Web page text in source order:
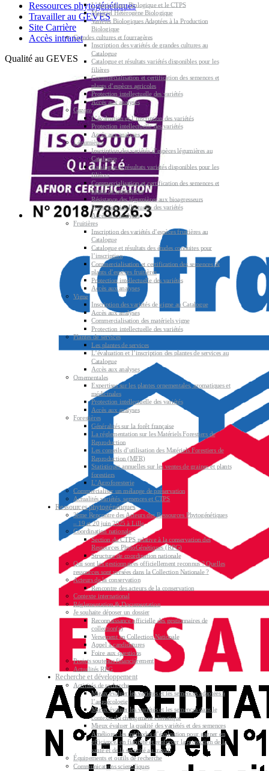
Ressources phytogénétiques
Travailler au GEVES
Site Carrière
Accès intranet
Qualité au GEVES
L’Agriculture Biologique et le CTPS
Matériel Hétérogène Biologique
Variétés Biologiques Adaptées à la Production
Biologique
Grandes cultures et fourragères
Inscription des variétés de grandes cultures au
Catalogue
Catalogue et résultats variétés disponibles pour les
filières
Commercialisation et certification des semences et
plants d’espèces agricoles
Protection intellectuelle des variétés
Accès aux analyses
Gazons
L’évaluation et l’inscription des variétés
Protection intellectuelle des variétés
Accès aux analyses
Légumières
Inscription des variétés d’espèces légumières au
Catalogue
Catalogue et résultats variétés disponibles pour les
filières
Commercialisation et certification des semences et
plants de légumières
Résistance des légumières aux bioagresseurs
Protection intellectuelle des variétés
Accès aux analyses
Fruitières
Inscription des variétés d’espèces fruitières au
Catalogue
Catalogue et résultats des études conduites pour
l’inscription
Commercialisation et certification des semences &
plants d’espèces fruitières
Protection intellectuelle des variétés
Accès aux analyses
Vigne
Inscription des variétés de vigne au Catalogue
Accès aux analyses
Commercialisation des matériels vigne
Protection intellectuelle des variétés
Plantes de services
Les plantes de services
L’évaluation et l’inscription des plantes de services au
Catalogue
Accès aux analyses
Ornementales
Expertises sur les plantes ornementales, aromatiques et
médicinales
Protection intellectuelle des variétés
Accès aux analyses
Forestières
Généralités sur la forêt française
La réglementation sur les Matériels Forestiers de
Reproduction
Les conseils d’utilisation des Matériels Forestiers de
Reproduction (MFR)
Statistiques annuelles sur les ventes de graines et plants
forestiers
L’Agroforesterie
Commercialiser un mélange de préservation
Actualités variétés, semences et CTPS
Ressources phytogénétiques
3ème Rencontre des Acteurs des Ressources Phytogénétiques
– 19 et 20 juin 2025 à Lille
Coordination nationale
Section du CTPS relative à la conservation des
Ressources PhytoGénétiques (RPG)
Structure de coordination nationale
Qui sont les gestionnaires officiellement reconnus ? Quelles
ressources sont versées dans la Collection Nationale ?
Acteurs de la conservation
Rencontre des acteurs de la conservation
Contexte international
Réglementation & Documentation
Je souhaite déposer un dossier
Reconnaissance officielle des gestionnaires de
collection(s)
Versement en Collection Nationale
Appel à candidatures
Foire aux questions
Projets soutenus financièrement
Actualités RPG
Recherche et développement
Activités de recherche
Mieux évaluer les variétés et les semences adaptées à
l’agroécologie
Mieux évaluer les variétés et les semences dans le
contexte du changement climatique
Mieux évaluer la qualité des variétés et des semences
Améliorer les méthodes d’évaluation pour gagner en
efficience, en fiabilité et renforcer la protection de la
santé et de la sécurité au travail
Équipements et outils de recherche
Communications scientifiques